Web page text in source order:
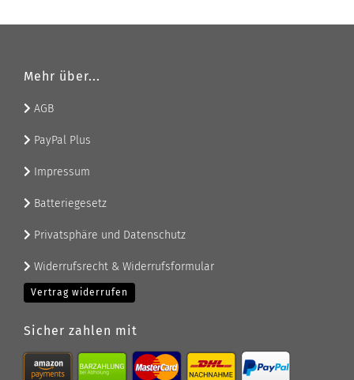
Mehr über...
AGB
PayPal Plus
Impressum
Batteriegesetz
Privatsphäre und Datenschutz
Widerrufsrecht & Widerrufsformular
Vertrag widerrufen
Sicher zahlen mit